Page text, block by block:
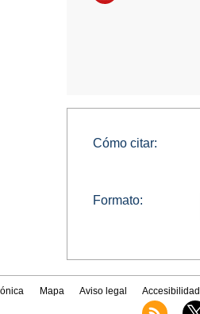
Cómo citar:
Formato:
Mapa Aviso legal Accesibilidad